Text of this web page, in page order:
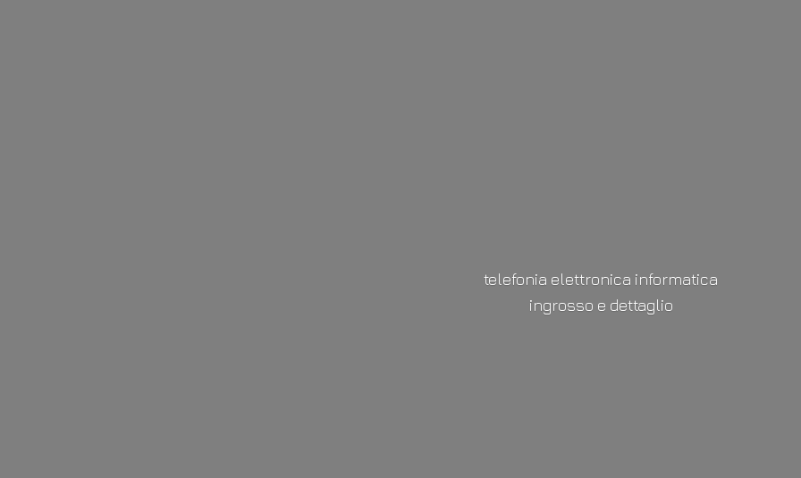
telefonia elettronica informatica
ingrosso e dettaglio